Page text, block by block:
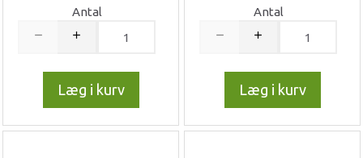
Antal
Læg i kurv
Antal
Læg i kurv